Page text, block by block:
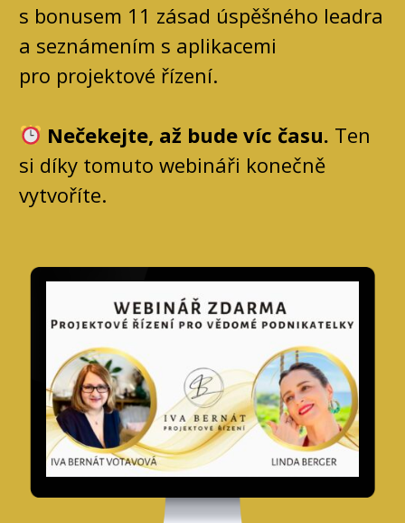
s bonusem 11 zásad úspěšného leadra
a seznámením s aplikacemi
pro projektové řízení.
Nečekejte, až bude víc času. Ten
si díky tomuto webináři konečně
vytvoříte.